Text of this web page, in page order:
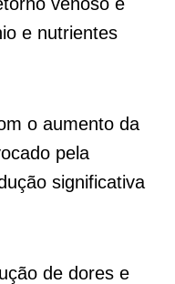
e nutrientes
o aumento da
pela
significativa
de dores e